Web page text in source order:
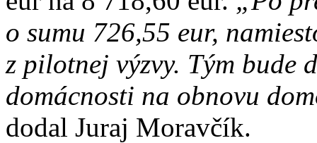
o sumu 726,55 eur,
z pilotnej výzvy. Tým bude
domácnosti na obnovu
dodal Juraj Moravčík.